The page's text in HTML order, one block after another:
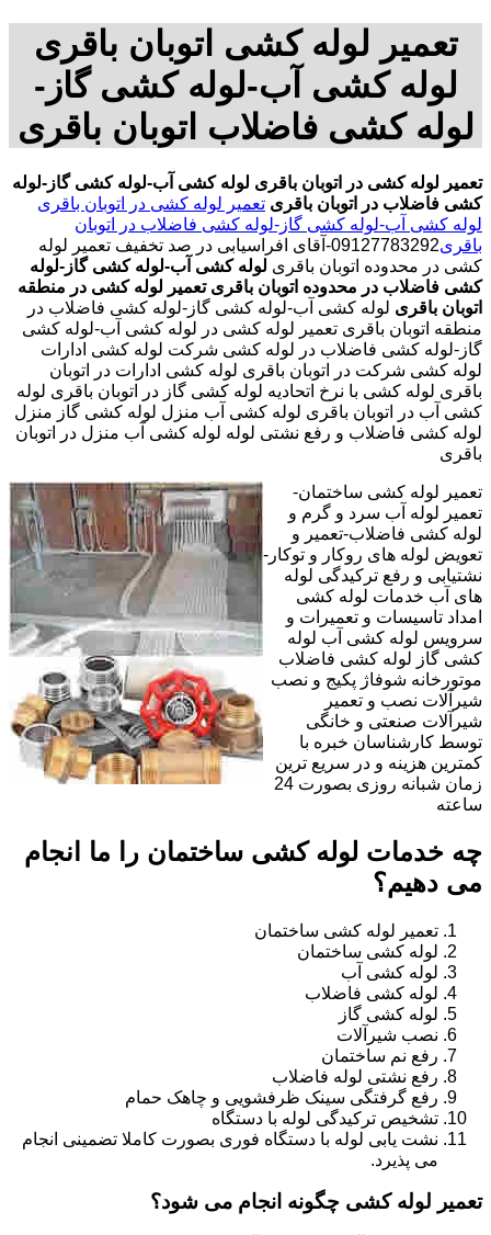
تعمیر لوله کشی اتوبان باقری
لوله کشی آب-لوله کشی گاز-
لوله کشی فاضلاب اتوبان باقری
تعمیر لوله کشی در اتوبان باقری لوله کشی آب-لوله کشی گاز-لوله
کشی فاضلاب در اتوبان باقری تعمیر لوله کشی در اتوبان باقری
لوله کشی آب-لوله کشی گاز-لوله کشی فاضلاب در اتوبان
باقری
09127783292-آقای افراسیابی در صد تخفیف تعمیر لوله
کشی در محدوده اتوبان باقری لوله کشی آب-لوله کشی گاز-لوله
کشی فاضلاب در محدوده اتوبان باقری تعمیر لوله کشی در منطقه
اتوبان باقری لوله کشی آب-لوله کشی گاز-لوله کشی فاضلاب در
منطقه اتوبان باقری تعمیر لوله کشی در لوله کشی آب-لوله کشی
گاز-لوله کشی فاضلاب در لوله کشی شرکت لوله کشی ادارات
لوله کشی شرکت در اتوبان باقری لوله کشی ادارات در اتوبان
باقری لوله کشی با نرخ اتحادیه لوله کشی گاز در اتوبان باقری لوله
کشی آب در اتوبان باقری لوله کشی آب منزل لوله کشی گاز منزل
لوله کشی فاضلاب و رفع نشتی لوله لوله کشی آب منزل در اتوبان
باقری
تعمیر لوله کشی ساختمان-
تعمیر لوله آب سرد و گرم و
لوله کشی فاضلاب-تعمیر و
تعویض لوله های روکار و توکار-
نشتیابی و رفع ترکیدگی لوله
های آب خدمات لوله کشی
امداد تاسیسات و تعمیرات و
سرویس لوله کشی آب لوله
کشی گاز لوله کشی فاضلاب
موتورخانه شوفاژ پکیج و نصب
شیرآلات نصب و تعمیر
شیرآلات صنعتی و خانگی
توسط کارشناسان خبره با
کمترین هزینه و در سریع ترین
زمان شبانه روزی بصورت 24
ساعته
چه خدمات لوله کشی ساختمان را ما انجام
می دهیم؟
تعمیر لوله کشی ساختمان
لوله کشی ساختمان
لوله کشی آب
لوله کشی فاضلاب
لوله کشی گاز
نصب شیرآلات
رفع نم ساختمان
رفع نشتی لوله فاضلاب
رفع گرفتگی سینک ظرفشویی و چاهک حمام
تشخیص ترکیدگی لوله با دستگاه
نشت یابی لوله با دستگاه فوری بصورت کاملا تضمینی انجام
می پذیرد.
تعمیر لوله کشی چگونه انجام می شود؟